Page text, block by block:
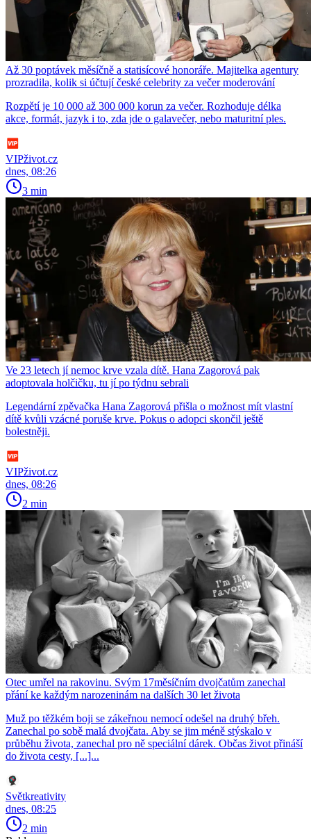
Až 30 poptávek měsíčně a statisícové honoráře. Majitelka agentury
prozradila, kolik si účtují české celebrity za večer moderování
Rozpětí je 10 000 až 300 000 korun za večer. Rozhoduje délka
akce, formát, jazyk i to, zda jde o galavečer, nebo maturitní ples.
VIPživot.cz
dnes, 08:26
3 min
Ve 23 letech jí nemoc krve vzala dítě. Hana Zagorová pak
adoptovala holčičku, tu jí po týdnu sebrali
Legendární zpěvačka Hana Zagorová přišla o možnost mít vlastní
dítě kvůli vzácné poruše krve. Pokus o adopci skončil ještě
bolestněji.
VIPživot.cz
dnes, 08:26
2 min
Otec umřel na rakovinu. Svým 17měsíčním dvojčatům zanechal
přání ke každým narozeninám na dalších 30 let života
Muž po těžkém boji se zákeřnou nemocí odešel na druhý břeh.
Zanechal po sobě malá dvojčata. Aby se jim méně stýskalo v
průběhu života, zanechal pro ně speciální dárek. Občas život přináší
do života cesty, [...]...
Světkreativity
dnes, 08:25
2 min